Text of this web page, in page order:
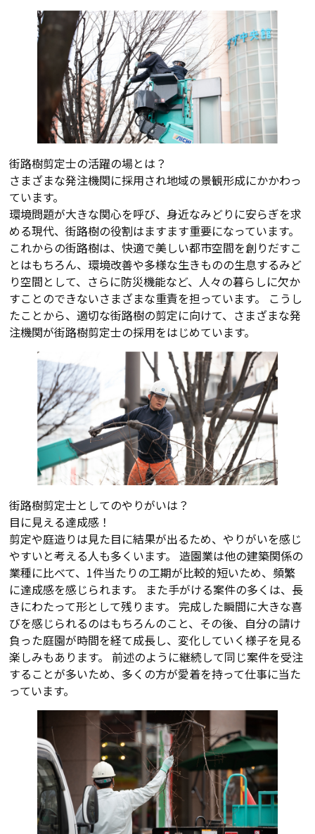
街路樹剪定士の活躍の場とは？
さまざまな発注機関に採用され地域の景観形成にかかわっ
ています。
環境問題が大きな関心を呼び、身近なみどりに安らぎを求
める現代、街路樹の役割はますます重要になっています。
これからの街路樹は、快適で美しい都市空間を創りだすこ
とはもちろん、環境改善や多様な生きものの生息するみど
り空間として、さらに防災機能など、人々の暮らしに欠か
すことのできないさまざまな重責を担っています。 こうし
たことから、適切な街路樹の剪定に向けて、さまざまな発
注機関が街路樹剪定士の採用をはじめています。
街路樹剪定士としてのやりがいは？
目に見える達成感！
剪定や庭造りは見た目に結果が出るため、やりがいを感じ
やすいと考える人も多くいます。 造園業は他の建築関係の
業種に比べて、1件当たりの工期が比較的短いため、頻繁
に達成感を感じられます。 また手がける案件の多くは、長
きにわたって形として残ります。 完成した瞬間に大きな喜
びを感じられるのはもちろんのこと、その後、自分の請け
負った庭園が時間を経て成長し、変化していく様子を見る
楽しみもあります。 前述のように継続して同じ案件を受注
することが多いため、多くの方が愛着を持って仕事に当た
っています。